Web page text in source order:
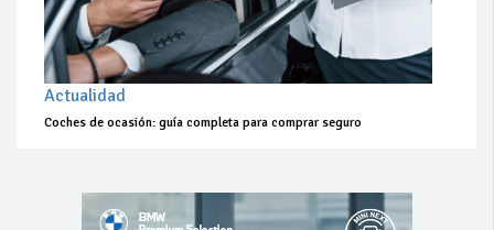
Actualidad
Coches de ocasión: guía completa para comprar seguro